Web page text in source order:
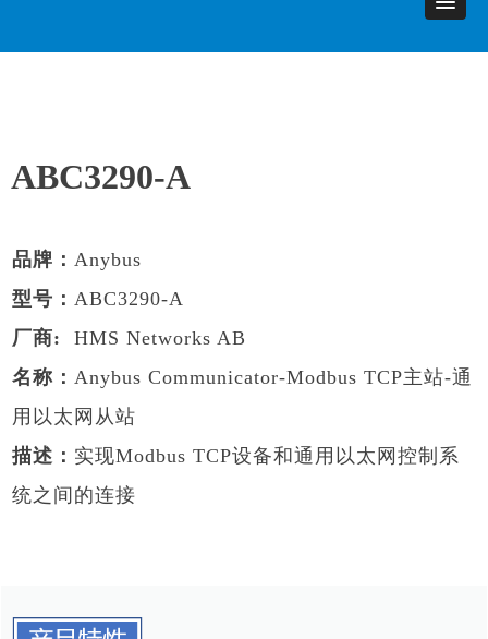
品牌： Anybus
型号： ABC3290-A
厂商:
HMS Networks AB
名称： Anybus Communicator-Modbus TCP主站-通
用以太网从站
描述： 实现Modbus TCP设备和通用以太网控制系
统之间的连接
ABC3290-A